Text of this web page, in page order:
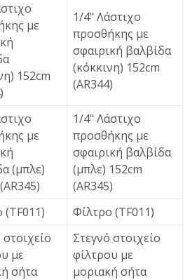
με
152cm
1/4" Λάστιχο
προσθήκης με
σφαιρική βαλβίδα
(κόκκινη) 152cm
(AR344)
με
(μπλε)
1/4" Λάστιχο
προσθήκης με
σφαιρική βαλβίδα
(μπλε) 152cm
(AR345)
(TF011)
Φίλτρο (TF011)
με
σήτα
Στεγνό στοιχείο
φίλτρου με
μοριακή σήτα